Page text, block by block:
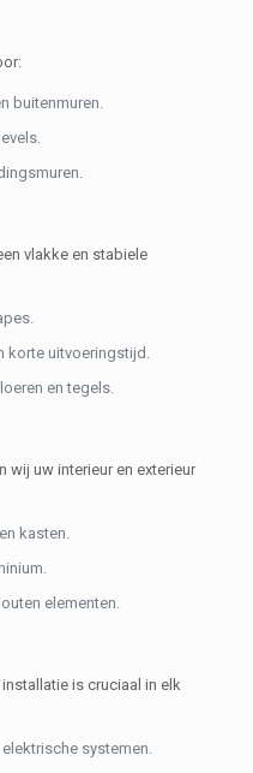
buitenmuren.
vlakke en stabiele
korte uitvoeringstijd.
en tegels.
wij uw interieur en exterieur
kasten.
elementen.
is cruciaal in elk
systemen.